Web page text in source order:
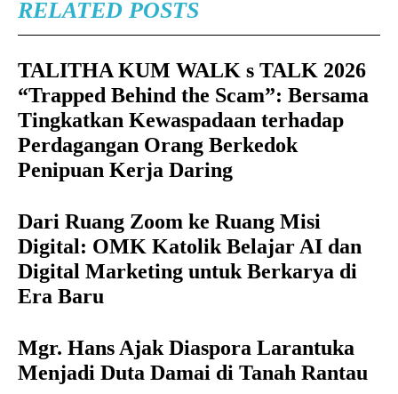
RELATED POSTS
TALITHA KUM WALK s TALK 2026
“Trapped Behind the Scam”: Bersama
Tingkatkan Kewaspadaan terhadap
Perdagangan Orang Berkedok
Penipuan Kerja Daring
Dari Ruang Zoom ke Ruang Misi
Digital: OMK Katolik Belajar AI dan
Digital Marketing untuk Berkarya di
Era Baru
Mgr. Hans Ajak Diaspora Larantuka
Menjadi Duta Damai di Tanah Rantau